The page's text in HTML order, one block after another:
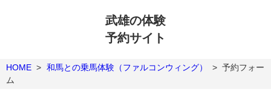
武雄の体験
予約サイト
HOME > 和馬との乗馬体験（ファルコンウィング） > 予約フォー
ム